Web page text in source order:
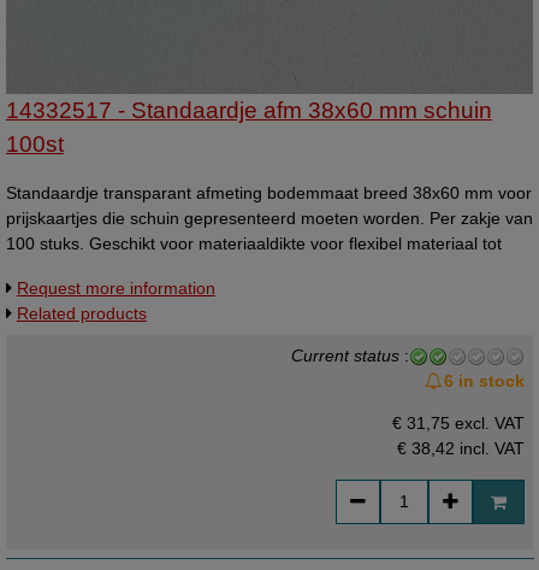
14332517 - Standaardje afm 38x60 mm schuin
100st
Standaardje transparant afmeting bodemmaat breed 38x60 mm voor
prijskaartjes die schuin gepresenteerd moeten worden. Per zakje van
100 stuks. Geschikt voor materiaaldikte voor flexibel materiaal tot
kaarthoudertje.
Request more information
Related products
Current status :
6 in stock
€ 31,75 excl. VAT
€ 38,42 incl. VAT